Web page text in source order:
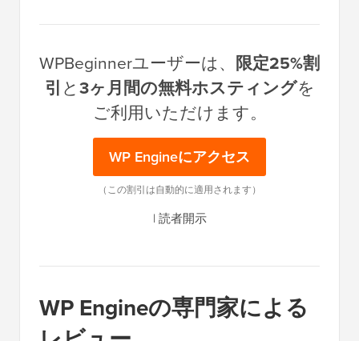
WPBeginnerユーザーは、 限定25%割
引と3ヶ月間の無料ホスティングを
ご利用いただけます。
WP Engineにアクセス
（この割引は自動的に適用されます）
| 読者開示
WP Engineの専門家による